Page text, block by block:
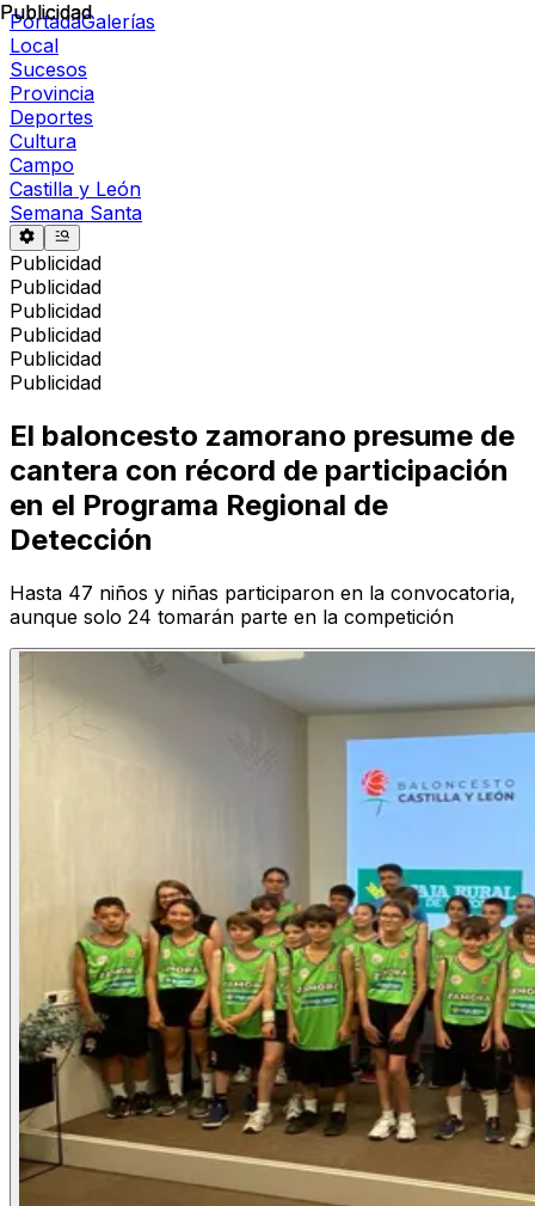
PortadaGalerías
Local
Sucesos
Provincia
Deportes
Cultura
Campo
Castilla y León
Semana Santa
Publicidad
Publicidad
Publicidad
Publicidad
Publicidad
Publicidad
Publicidad
El baloncesto zamorano presume de
cantera con récord de participación
en el Programa Regional de
Detección
Hasta 47 niños y niñas participaron en la convocatoria,
aunque solo 24 tomarán parte en la competición
Publicidad